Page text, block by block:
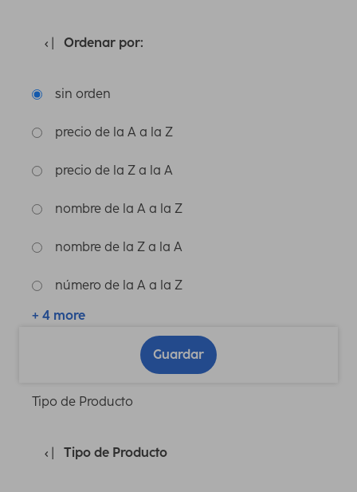
Ordenar por:
sin orden
precio de la A a la Z
precio de la Z a la A
nombre de la A a la Z
nombre de la Z a la A
número de la A a la Z
+ 4 more
Guardar
Tipo de Producto
Tipo de Producto